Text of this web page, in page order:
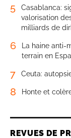
5
Casablanca:
valorisation
milliards de
6
La haine
terrain en
7 Ceuta:
8 Honte et
REVUES DE